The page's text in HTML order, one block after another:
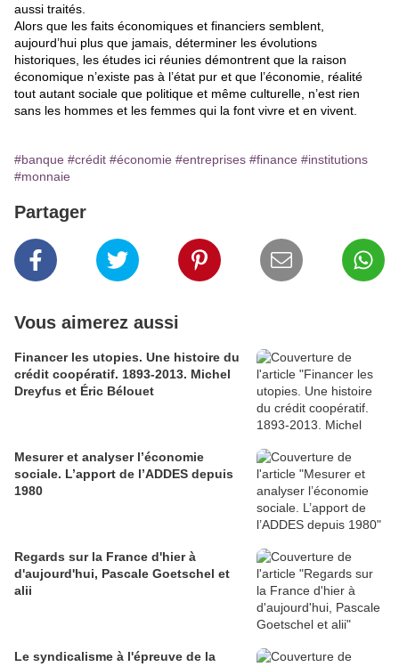
aussi traités.
Alors que les faits économiques et financiers semblent,
aujourd’hui plus que jamais, déterminer les évolutions
historiques, les études ici réunies démontrent que la raison
économique n’existe pas à l’état pur et que l’économie, réalité
tout autant sociale que politique et même culturelle, n’est rien
sans les hommes et les femmes qui la font vivre et en vivent.
#banque #crédit #économie #entreprises #finance #institutions
#monnaie
Partager
Vous aimerez aussi
Financer les utopies. Une histoire du
crédit coopératif. 1893-2013. Michel
Dreyfus et Éric Bélouet
Mesurer et analyser l’économie
sociale. L’apport de l’ADDES depuis
1980
Regards sur la France d'hier à
d'aujourd'hui, Pascale Goetschel et
alii
Le syndicalisme à l'épreuve de la